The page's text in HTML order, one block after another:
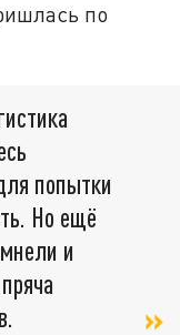
по
попытки
Но ещё
и